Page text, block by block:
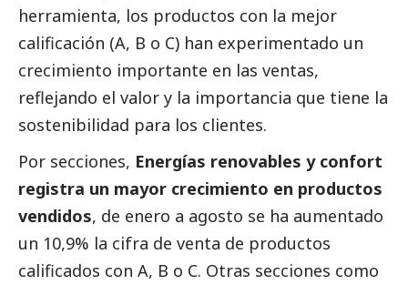
herramienta, los productos con la mejor
calificación (A, B o C) han experimentado un
crecimiento importante en las ventas,
reflejando el valor y la importancia que tiene la
sostenibilidad para los clientes.
Por secciones, Energías renovables y confort
registra un mayor crecimiento en productos
vendidos, de enero a agosto se ha aumentado
un 10,9% la cifra de venta de productos
calificados con A, B o C. Otras secciones como